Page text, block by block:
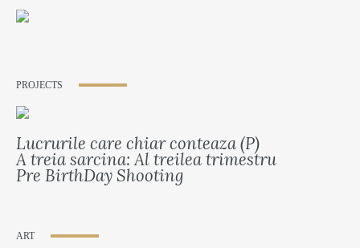
PROJECTS
Lucrurile care chiar conteaza (P)
A treia sarcina: Al treilea trimestru
Pre BirthDay Shooting
ART